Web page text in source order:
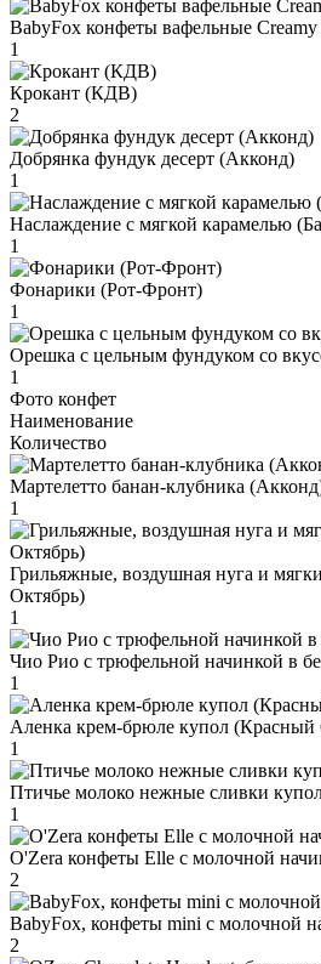
BabyFox конфеты вафельные
1
Крокант (КДВ)
2
Добрянка фундук десерт (Акконд)
1
Наслаждение с мягкой карамелью
1
Фонарики (Рот-Фронт)
1
Орешка с цельным фундуком со
1
Фото конфет
Наименование
Количество
Мартелетто банан-клубника
1
Грильяжные, воздушная нуга и
Октябрь)
1
Чио Рио с трюфельной начинкой в
1
Аленка крем-брюле купол (Красный
1
Птичье молоко нежные сливки
1
O'Zera конфеты Elle с молочной
2
BabyFox, конфеты mini c молочной
2